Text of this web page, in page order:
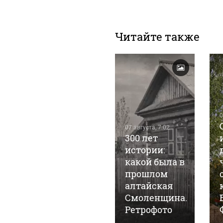
Читайте также
07 августа, 7:02
300 лет
истории:
какой была в
прошлом
алтайская
Смоленщина.
Ретрофото